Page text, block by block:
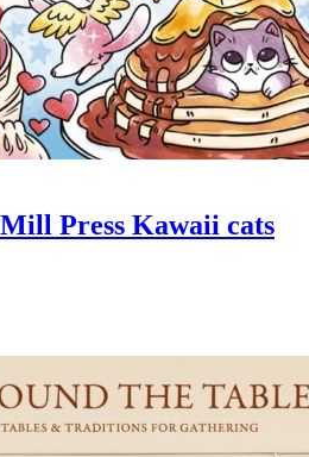
Press Kawaii cats